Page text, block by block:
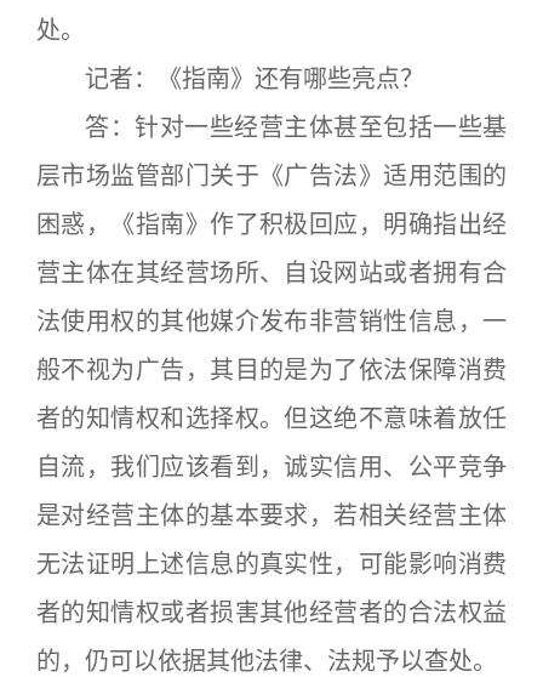
处。
记者：《指南》还有哪些亮点？
答：针对一些经营主体甚至包括一些基
层市场监管部门关于《广告法》适用范围的
困惑，《指南》作了积极回应，明确指出经
营主体在其经营场所、自设网站或者拥有合
法使用权的其他媒介发布非营销性信息，一
般不视为广告，其目的是为了依法保障消费
者的知情权和选择权。但这绝不意味着放任
自流，我们应该看到，诚实信用、公平竞争
是对经营主体的基本要求，若相关经营主体
无法证明上述信息的真实性，可能影响消费
者的知情权或者损害其他经营者的合法权益
的，仍可以依据其他法律、法规予以查处。